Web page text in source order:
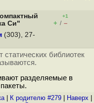
Си"
+1
+ / –
(303), 27-
библиотек
разделяемые в
| К родителю #279 Наверх